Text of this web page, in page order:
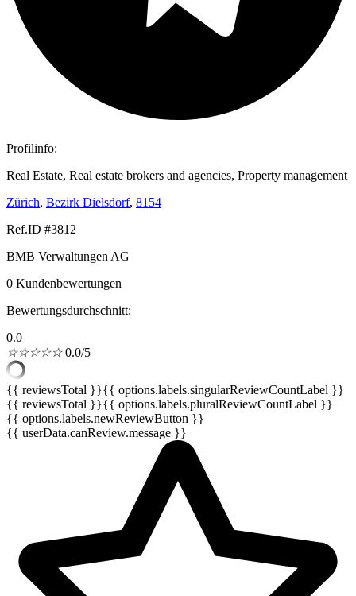
Profilinfo:
Real Estate, Real estate brokers and agencies, Property management
Zürich, Bezirk Dielsdorf, 8154
Ref.ID #3812
BMB Verwaltungen AG
0 Kundenbewertungen
Bewertungsdurchschnitt:
0.0
☆☆☆☆☆ 0.0/5
{{ reviewsTotal }}{{ options.labels.singularReviewCountLabel }}
{{ reviewsTotal }}{{ options.labels.pluralReviewCountLabel }}
{{ options.labels.newReviewButton }}
{{ userData.canReview.message }}